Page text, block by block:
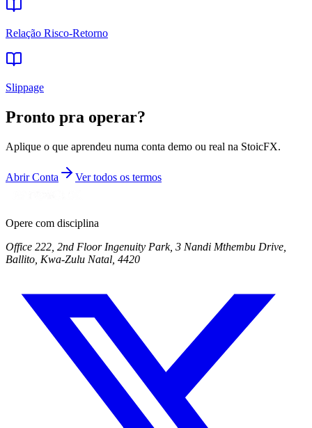
Relação Risco-Retorno
Slippage
Pronto pra operar?
Aplique o que aprendeu numa conta demo ou real na StoicFX.
Abrir Conta Ver todos os termos
Opere com disciplina
Office 222, 2nd Floor Ingenuity Park, 3 Nandi Mthembu Drive,
Ballito, Kwa-Zulu Natal, 4420